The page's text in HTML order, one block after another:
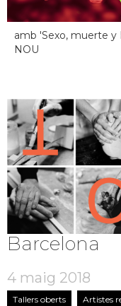
amb 'Sexo, muerte
NOU
Barcelona
4 maig 2018
Tallers oberts Artistes